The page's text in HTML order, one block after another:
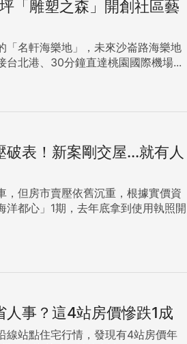
「雕塑之森」開創社區藝
「名軒海樂地」，未來沙崙路海樂地
台北港、30分鐘直達桃園國際機場...
表！新案剛交屋...就有人
，但房市賣壓依舊沉重，根據實價資
洋都心」1期，去年底拿到使用執照開
人事？這4站房價慘跌1成
線站點住宅行情，發現有4站房價年